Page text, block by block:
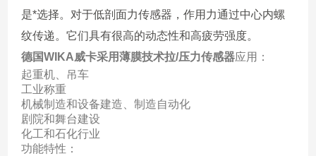
是*选择。对于低剖面力传感器，作用力通过中心内螺
纹传递。它们具有很高的动态性和高疲劳强度。
德国WIKA威卡采用薄膜技术拉/压力传感器应用：
起重机、吊车
工业称重
机械制造和设备建造、制造自动化
剧院和舞台建设
化工和石化行业
功能特性：